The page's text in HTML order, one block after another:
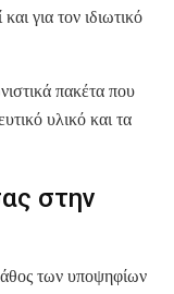
για τον ιδιωτικό
πακέτα που
υλικό και τα
στην
των υποψηφίων